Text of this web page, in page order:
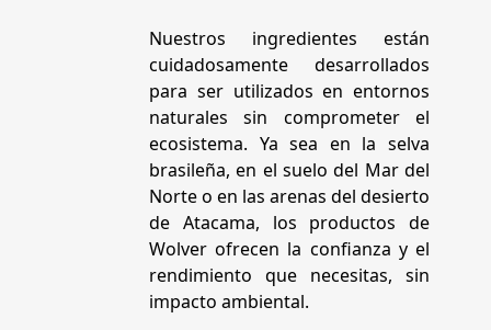
Nuestros ingredientes están
cuidadosamente desarrollados
para ser utilizados en entornos
naturales sin comprometer el
ecosistema. Ya sea en la selva
brasileña, en el suelo del Mar del
Norte o en las arenas del desierto
de Atacama, los productos de
Wolver ofrecen la confianza y el
rendimiento que necesitas, sin
impacto ambiental.